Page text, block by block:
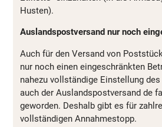
Husten).
Auslandspostversand nur noch
Auch für den Versand von
nur noch einen eingeschränkten
nahezu vollständige Einstellung
auch der Auslandspostversand de
geworden. Deshalb gibt es für
vollständigen Annahmestopp.